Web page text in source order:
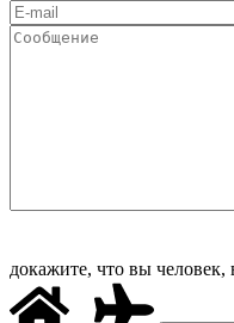
докажите, что вы человек,